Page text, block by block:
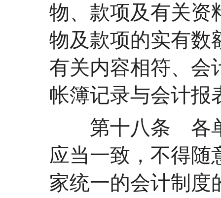
物、款项及有关资
物及款项的实有数
有关内容相符、会
帐簿记录与会计报
第十八条 各单
应当一致，不得随
家统一的会计制度